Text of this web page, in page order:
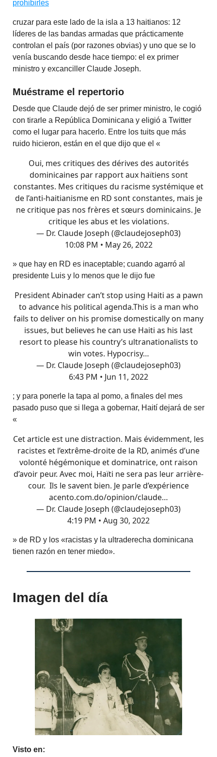
prohibirles
cruzar para este lado de la isla a 13 haitianos: 12
líderes de las bandas armadas que prácticamente
controlan el país (por razones obvias) y uno que se lo
venía buscando desde hace tiempo: el ex primer
ministro y excanciller Claude Joseph.
Muéstrame el repertorio
Desde que Claude dejó de ser primer ministro, le cogió
con tirarle a República Dominicana y eligió a Twitter
como el lugar para hacerlo. Entre los tuits que más
ruido hicieron, están en el que dijo que el «
Oui, mes critiques des dérives des autorités
dominicaines par rapport aux haïtiens sont
constantes. Mes critiques du racisme systémique et
de l’anti-haitianisme en RD sont constantes, mais je
ne critique pas nos frères et sœurs dominicains. Je
critique les abus et les violations.
— Dr. Claude Joseph (@claudejoseph03)
10:08 PM • May 26, 2022
» que hay en RD es inaceptable; cuando agarró al
presidente Luis y lo menos que le dijo fue
President Abinader can’t stop using Haiti as a pawn
to advance his political agenda.This is a man who
fails to deliver on his promise domestically on many
issues, but believes he can use Haiti as his last
resort to please his country’s ultranationalists to
win votes. Hypocrisy…
— Dr. Claude Joseph (@claudejoseph03)
6:43 PM • Jun 11, 2022
; y para ponerle la tapa al pomo, a finales del mes
pasado puso que si llega a gobernar, Haití dejará de ser
«
Cet article est une distraction. Mais évidemment, les
racistes et l’extrême-droite de la RD, animés d’une
volonté hégémonique et dominatrice, ont raison
d’avoir peur. Avec moi, Haïti ne sera pas leur arrière-
cour. Ils le savent bien. Je parle d’expérience
acento.com.do/opinion/claude…
— Dr. Claude Joseph (@claudejoseph03)
4:19 PM • Aug 30, 2022
» de RD y los «racistas y la ultraderecha dominicana
tienen razón en tener miedo».
Imagen del día
Visto en: